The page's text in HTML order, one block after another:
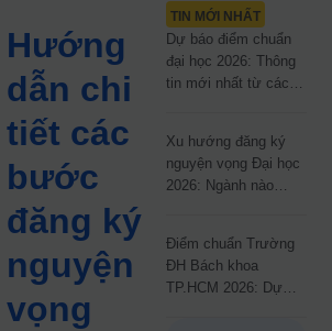
Hướng
dẫn chi
tiết các
bước
đăng ký
nguyện
vọng
TIN MỚI NHẤT
Dự báo điểm chuẩn
đại học 2026: Thông
tin mới nhất từ các
Xu hướng đăng ký
nguyện vọng Đại học
2026: Ngành nào
Điểm chuẩn Trường
ĐH Bách khoa
TP.HCM 2026: Dự